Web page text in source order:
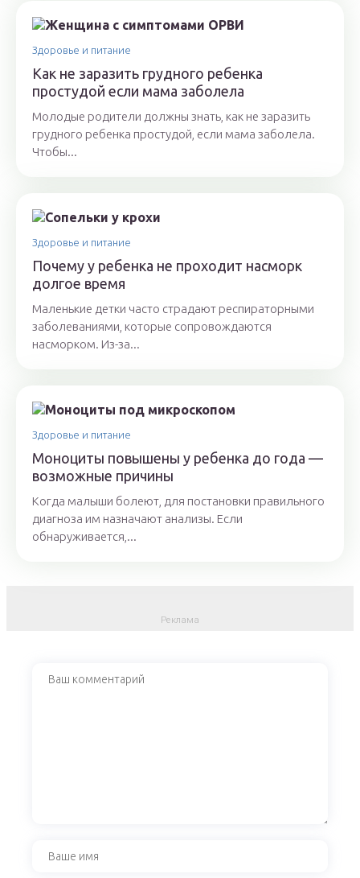
Здоровье и питание
Как не заразить грудного ребенка
простудой если мама заболела
Молодые родители должны знать, как не заразить
грудного ребенка простудой, если мама заболела.
Чтобы...
Здоровье и питание
Почему у ребенка не проходит насморк
долгое время
Маленькие детки часто страдают респираторными
заболеваниями, которые сопровождаются
насморком. Из-за...
Здоровье и питание
Моноциты повышены у ребенка до года —
возможные причины
Когда малыши болеют, для постановки правильного
диагноза им назначают анализы. Если
обнаруживается,...